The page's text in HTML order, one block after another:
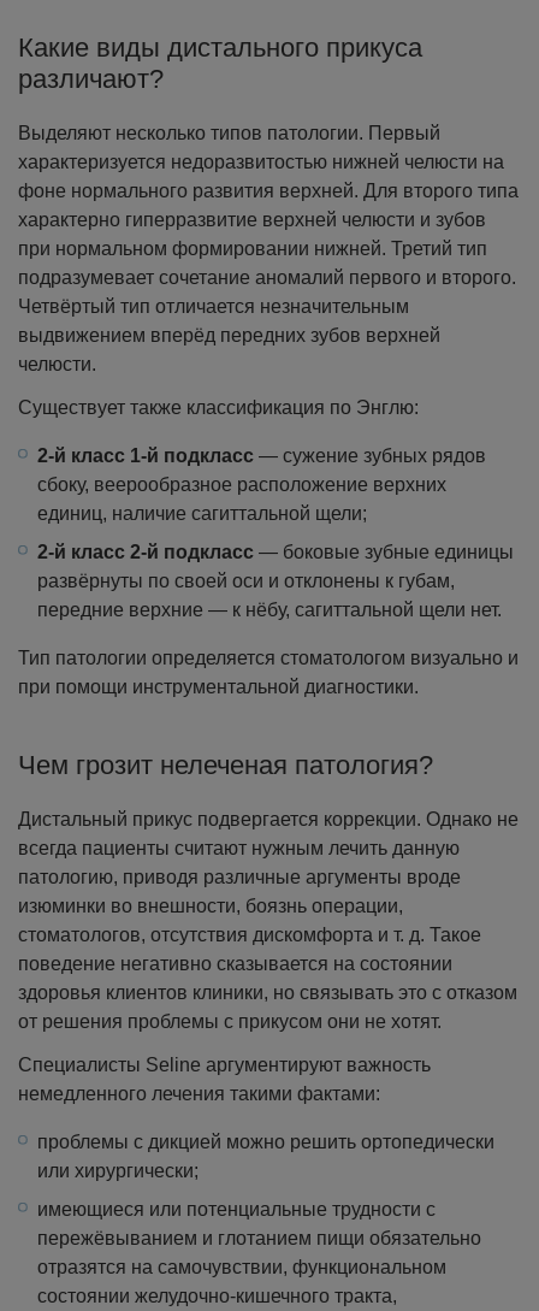
Какие виды дистального прикуса
различают?
Выделяют несколько типов патологии. Первый
характеризуется недоразвитостью нижней челюсти на
фоне нормального развития верхней. Для второго типа
характерно гиперразвитие верхней челюсти и зубов
при нормальном формировании нижней. Третий тип
подразумевает сочетание аномалий первого и второго.
Четвёртый тип отличается незначительным
выдвижением вперёд передних зубов верхней
челюсти.
Существует также классификация по Энглю:
2-й класс 1-й подкласс — сужение зубных рядов
сбоку, веерообразное расположение верхних
единиц, наличие сагиттальной щели;
2-й класс 2-й подкласс — боковые зубные единицы
развёрнуты по своей оси и отклонены к губам,
передние верхние — к нёбу, сагиттальной щели нет.
Тип патологии определяется стоматологом визуально и
при помощи инструментальной диагностики.
Чем грозит нелеченая патология?
Дистальный прикус подвергается коррекции. Однако не
всегда пациенты считают нужным лечить данную
патологию, приводя различные аргументы вроде
изюминки во внешности, боязнь операции,
стоматологов, отсутствия дискомфорта и т. д. Такое
поведение негативно сказывается на состоянии
здоровья клиентов клиники, но связывать это с отказом
от решения проблемы с прикусом они не хотят.
Специалисты Seline аргументируют важность
немедленного лечения такими фактами:
проблемы с дикцией можно решить ортопедически
или хирургически;
имеющиеся или потенциальные трудности с
пережёвыванием и глотанием пищи обязательно
отразятся на самочувствии, функциональном
состоянии желудочно-кишечного тракта,